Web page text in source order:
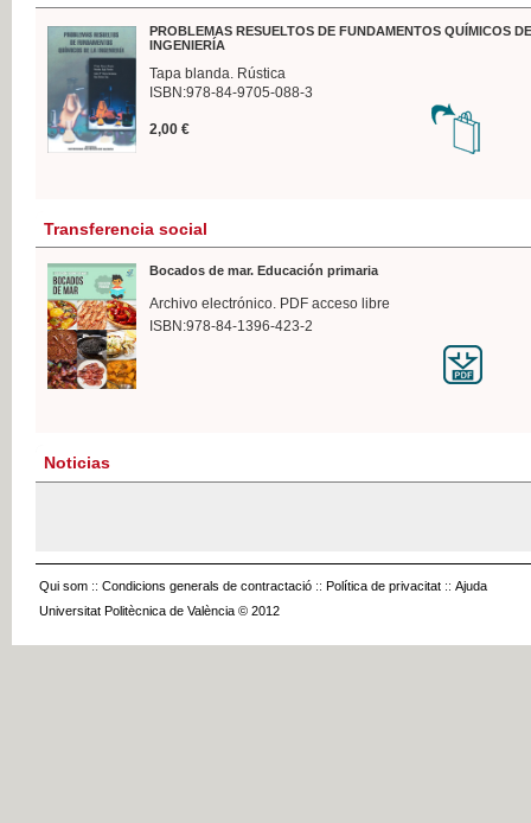
PROBLEMAS RESUELTOS DE FUNDAMENTOS QUÍMICOS
INGENIERÍA
Tapa blanda. Rústica
ISBN:978-84-9705-088-3
2,00 €
Transferencia social
Bocados de mar. Educación primaria
Archivo electrónico. PDF acceso libre
ISBN:978-84-1396-423-2
Noticias
Qui som :: Condicions generals de contractació :: Política de privacitat :: Ajuda
Universitat Politècnica de València © 2012